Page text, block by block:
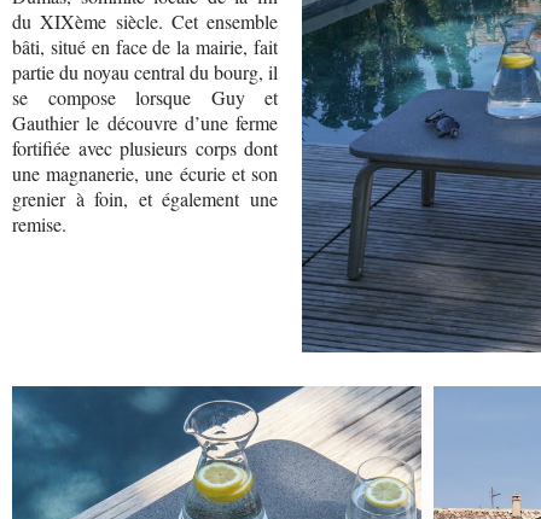
du XIXème siècle. Cet ensemble
bâti, situé en face de la mairie, fait
partie du noyau central du bourg, il
se compose lorsque Guy et
Gauthier le découvre d’une ferme
fortifiée avec plusieurs corps dont
une magnanerie, une écurie et son
grenier à foin, et également une
remise.